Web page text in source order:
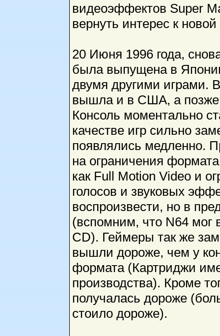
видеоэффектов Super
вернуть интерес к
20 Июня 1996 года,
была выпущена в
двумя другими играми.
вышла и в США, а позже
Консоль моментально
качестве игр сильно
появлялись медленно.
на ограничения
как Full Motion Video и
голосов и звуковых
воспроизвести, но в
(вспомним, что N64 мог
CD). Геймеры так же
вышли дороже, чем у
формата (Картриджи
производства). Кроме
получалась дороже
стоило дороже).